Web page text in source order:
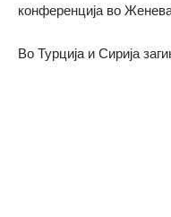
конференција во
Во Турција и Сирија